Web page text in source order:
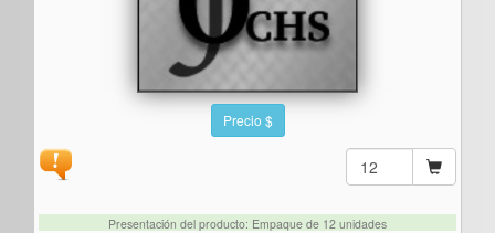
Precio $
Presentación del producto: Empaque de 12 unidades